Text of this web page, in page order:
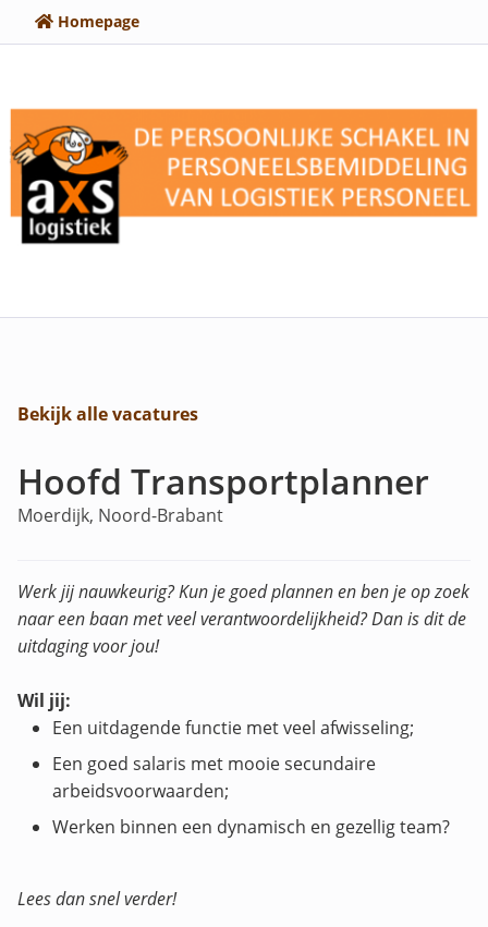
Homepage
Bekijk alle vacatures
Hoofd Transportplanner
Moerdijk, Noord-Brabant
Werk jij nauwkeurig? Kun je goed plannen en ben je op zoek
naar een baan met veel verantwoordelijkheid? Dan is dit de
uitdaging voor jou!
Wil jij:
Een uitdagende functie met veel afwisseling;
Een goed salaris met mooie secundaire
arbeidsvoorwaarden;
Werken binnen een dynamisch en gezellig team?
Lees dan snel verder!